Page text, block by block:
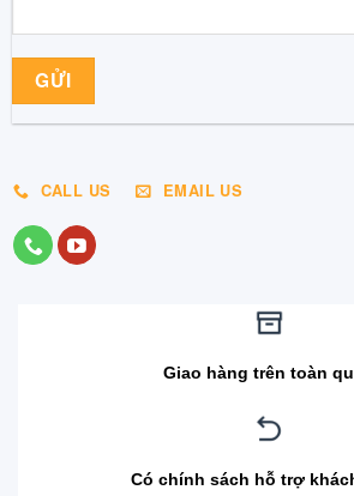
CALL US EMAIL US
Giao hàng trên toàn
Có chính sách hỗ trợ